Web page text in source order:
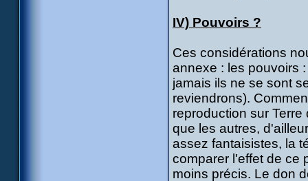
IV) Pouvoirs ?
Ces considérations
annexe : les pouvoirs
jamais ils ne se sont
reviendrons).
reproduction sur
que les autres,
assez fantaisistes, la
comparer l'effet de ce
moins précis. Le don